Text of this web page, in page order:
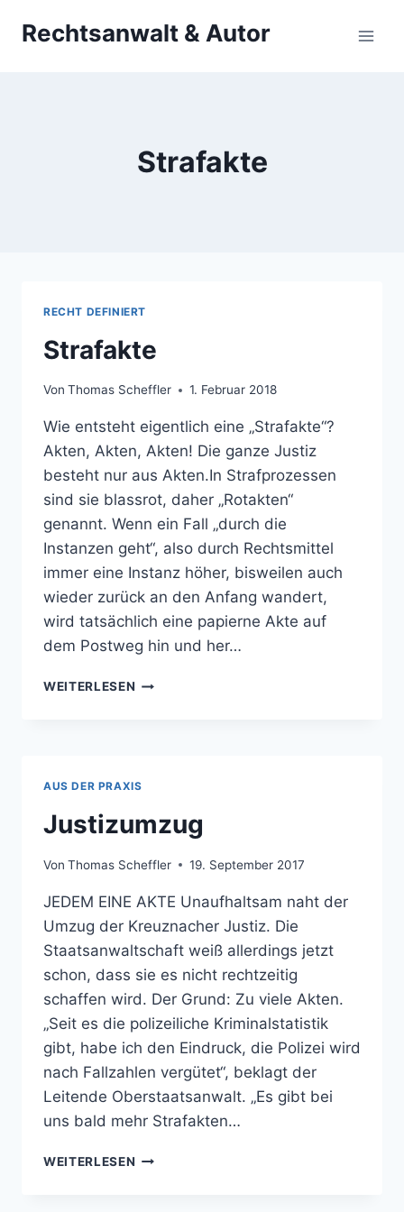
InhaltRechtsanwalt & Autor
Strafakte
RECHT DEFINIERT
Strafakte
Von Thomas Scheffler 1. Februar 2018
Wie entsteht eigentlich eine „Strafakte“?
Akten, Akten, Akten! Die ganze Justiz
besteht nur aus Akten.In Strafprozessen
sind sie blassrot, daher „Rotakten“
genannt. Wenn ein Fall „durch die
Instanzen geht“, also durch Rechtsmittel
immer eine Instanz höher, bisweilen auch
wieder zurück an den Anfang wandert,
wird tatsächlich eine papierne Akte auf
dem Postweg hin und her…
WEITERLESEN STRAFAKTE
AUS DER PRAXIS
Justizumzug
Von Thomas Scheffler 19. September 2017
JEDEM EINE AKTE Unaufhaltsam naht der
Umzug der Kreuznacher Justiz. Die
Staatsanwaltschaft weiß allerdings jetzt
schon, dass sie es nicht rechtzeitig
schaffen wird. Der Grund: Zu viele Akten.
„Seit es die polizeiliche Kriminalstatistik
gibt, habe ich den Eindruck, die Polizei wird
nach Fallzahlen vergütet“, beklagt der
Leitende Oberstaatsanwalt. „Es gibt bei
uns bald mehr Strafakten…
WEITERLESEN JUSTIZUMZUG